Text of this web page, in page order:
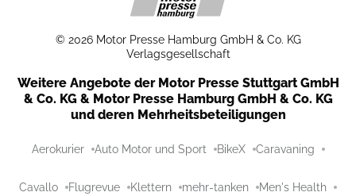
© 2026 Motor Presse Hamburg GmbH & Co. KG
Verlagsgesellschaft
Weitere Angebote der Motor Presse Stuttgart GmbH
& Co. KG & Motor Presse Hamburg GmbH & Co. KG
und deren Mehrheitsbeteiligungen
Aerokurier Auto Motor und Sport BikeX Caravaning
Cavallo Flugrevue Klettern mehr-tanken Men's Health